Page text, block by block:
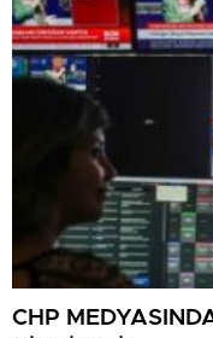
CHP